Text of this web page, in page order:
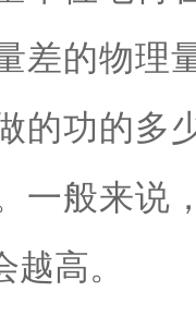
差的物理
的功的多
一般来说
高。